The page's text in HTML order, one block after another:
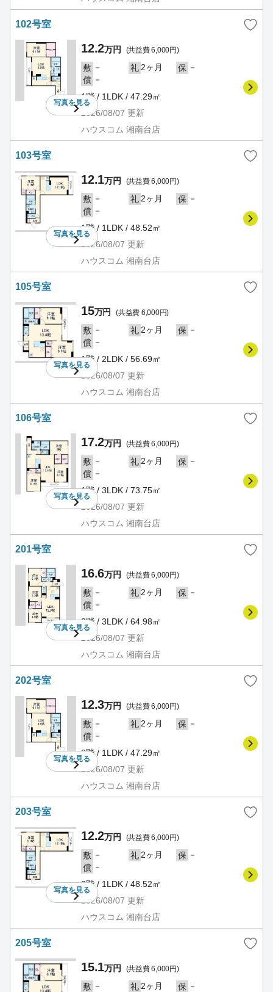
102号室
写真を見る
12.2万円 (共益費 6,000円)
敷 － 礼 2ヶ月 保 －
償 －
1階 / 1LDK / 47.29㎡
2026/08/07 更新
ハウスコム 湘南台店
103号室
写真を見る
12.1万円 (共益費 6,000円)
敷 － 礼 2ヶ月 保 －
償 －
1階 / 1LDK / 48.52㎡
2026/08/07 更新
ハウスコム 湘南台店
105号室
写真を見る
15万円 (共益費 6,000円)
敷 － 礼 2ヶ月 保 －
償 －
1階 / 2LDK / 56.69㎡
2026/08/07 更新
ハウスコム 湘南台店
106号室
写真を見る
17.2万円 (共益費 6,000円)
敷 － 礼 2ヶ月 保 －
償 －
1階 / 3LDK / 73.75㎡
2026/08/07 更新
ハウスコム 湘南台店
201号室
写真を見る
16.6万円 (共益費 6,000円)
敷 － 礼 2ヶ月 保 －
償 －
2階 / 3LDK / 64.98㎡
2026/08/07 更新
ハウスコム 湘南台店
202号室
写真を見る
12.3万円 (共益費 6,000円)
敷 － 礼 2ヶ月 保 －
償 －
2階 / 1LDK / 47.29㎡
2026/08/07 更新
ハウスコム 湘南台店
203号室
写真を見る
12.2万円 (共益費 6,000円)
敷 － 礼 2ヶ月 保 －
償 －
2階 / 1LDK / 48.52㎡
2026/08/07 更新
ハウスコム 湘南台店
205号室
15.1万円 (共益費 6,000円)
敷 － 礼 2ヶ月 保 －